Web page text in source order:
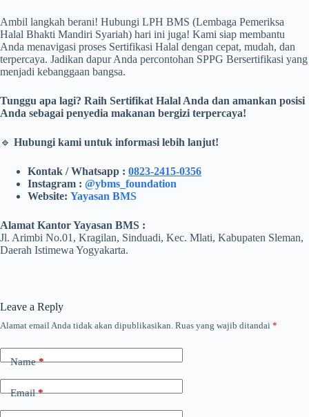
Ambil langkah berani! Hubungi LPH BMS (Lembaga Pemeriksa
Halal Bhakti Mandiri Syariah) hari ini juga! Kami siap membantu
Anda menavigasi proses Sertifikasi Halal dengan cepat, mudah, dan
terpercaya. Jadikan dapur Anda percontohan SPPG Bersertifikasi yang
menjadi kebanggaan bangsa.
Tunggu apa lagi? Raih Sertifikat Halal Anda dan amankan posisi
Anda sebagai penyedia makanan bergizi terpercaya!
🔹 Hubungi kami untuk informasi lebih lanjut!
Kontak / Whatsapp : 0823-2415-0356
Instagram : @ybms_foundation
Website: Yayasan BMS
Alamat Kantor Yayasan BMS :
Jl. Arimbi No.01, Kragilan, Sinduadi, Kec. Mlati, Kabupaten Sleman,
Daerah Istimewa Yogyakarta.
Leave a Reply
Alamat email Anda tidak akan dipublikasikan. Ruas yang wajib ditandai *
Name*
Email*